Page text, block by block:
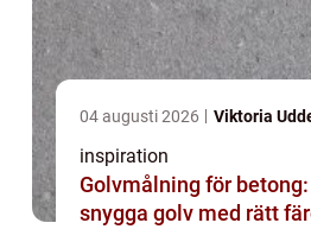
04 augusti 2026 Viktoria
inspiration
Golvmålning för
snygga golv med rätt